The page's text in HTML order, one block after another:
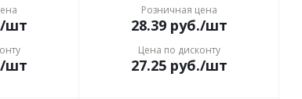
/шт
/шт
Розничная цена
28.39 руб./шт
Цена по дисконту
27.25 руб./шт